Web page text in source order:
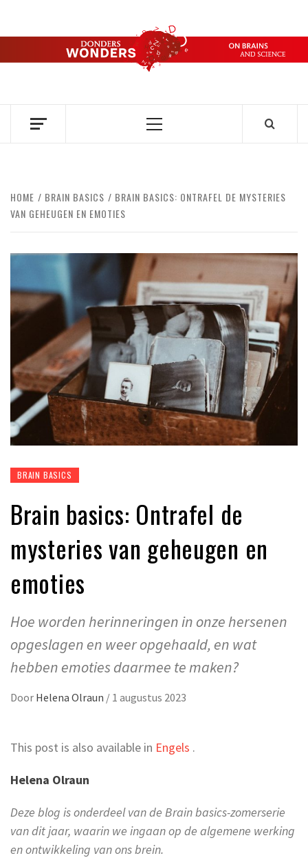
de
DONDERS
OVER HERSENEN EN WETENSCHAP // ON BRAINS AND
Primair
HOME BRAIN BASICS
BRAIN BASICS: ONTRAFEL DE MYSTERIES
VAN GEHEUGEN EN EMOTIES
BRAIN BASICS
Brain basics: Ontrafel de
mysteries van geheugen en
emoties
Hoe worden herinneringen in onze hersenen
opgeslagen en weer opgehaald, en wat
hebben emoties daarmee te maken?
Door Helena Olraun / 1 augustus 2023
This post is also available in Engels .
Helena Olraun
Deze blog is onderdeel van de Brain basics-zomerserie
van dit jaar, waarin we ingaan op de algemene werking
en ontwikkeling van ons brein.